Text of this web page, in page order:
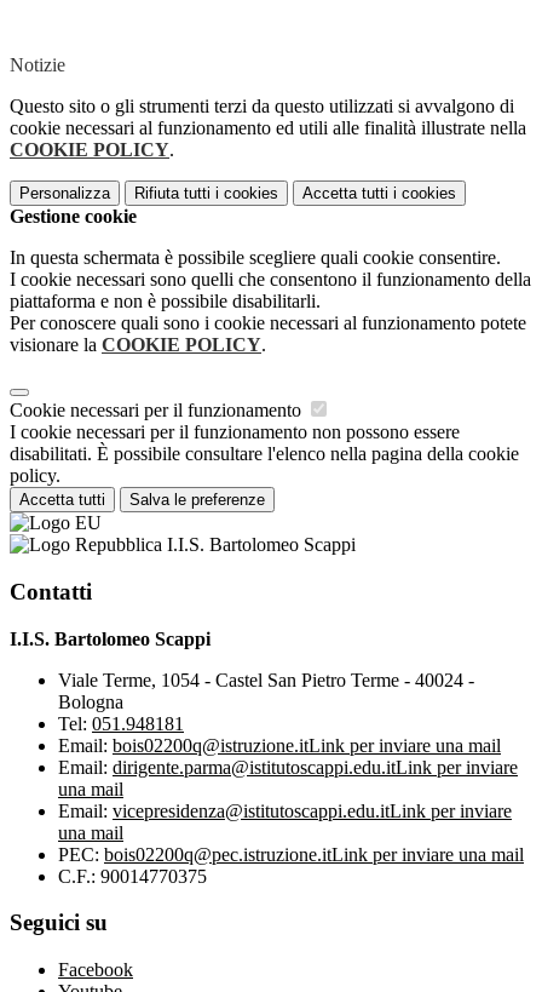
Notizie
Questo sito o gli strumenti terzi da questo utilizzati si avvalgono di
cookie necessari al funzionamento ed utili alle finalità illustrate nella
COOKIE POLICY.
Personalizza Rifiuta tutti i cookies Accetta tutti i cookies
Gestione cookie
In questa schermata è possibile scegliere quali cookie consentire.
I cookie necessari sono quelli che consentono il funzionamento della
piattaforma e non è possibile disabilitarli.
Per conoscere quali sono i cookie necessari al funzionamento potete
visionare la COOKIE POLICY.
Cookie necessari per il funzionamento
I cookie necessari per il funzionamento non possono essere
disabilitati. È possibile consultare l'elenco nella pagina della cookie
policy.
Accetta tutti Salva le preferenze
I.I.S. Bartolomeo Scappi
Contatti
I.I.S. Bartolomeo Scappi
Viale Terme, 1054 - Castel San Pietro Terme - 40024 -
Bologna
Tel: 051.948181
Email: bois02200q@istruzione.itLink per inviare una mail
Email: dirigente.parma@istitutoscappi.edu.itLink per inviare
una mail
Email: vicepresidenza@istitutoscappi.edu.itLink per inviare
una mail
PEC: bois02200q@pec.istruzione.itLink per inviare una mail
C.F.: 90014770375
Seguici su
Facebook